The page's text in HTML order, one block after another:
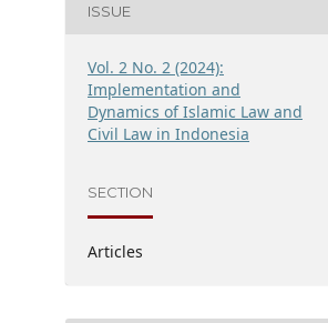
ISSUE
Vol. 2 No. 2 (2024):
Implementation and
Dynamics of Islamic Law and
Civil Law in Indonesia
SECTION
Articles